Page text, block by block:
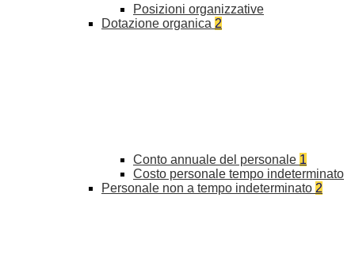
Posizioni organizzative
Dotazione organica 2
Conto annuale del personale 1
Costo personale tempo indeterminato
Personale non a tempo indeterminato 2